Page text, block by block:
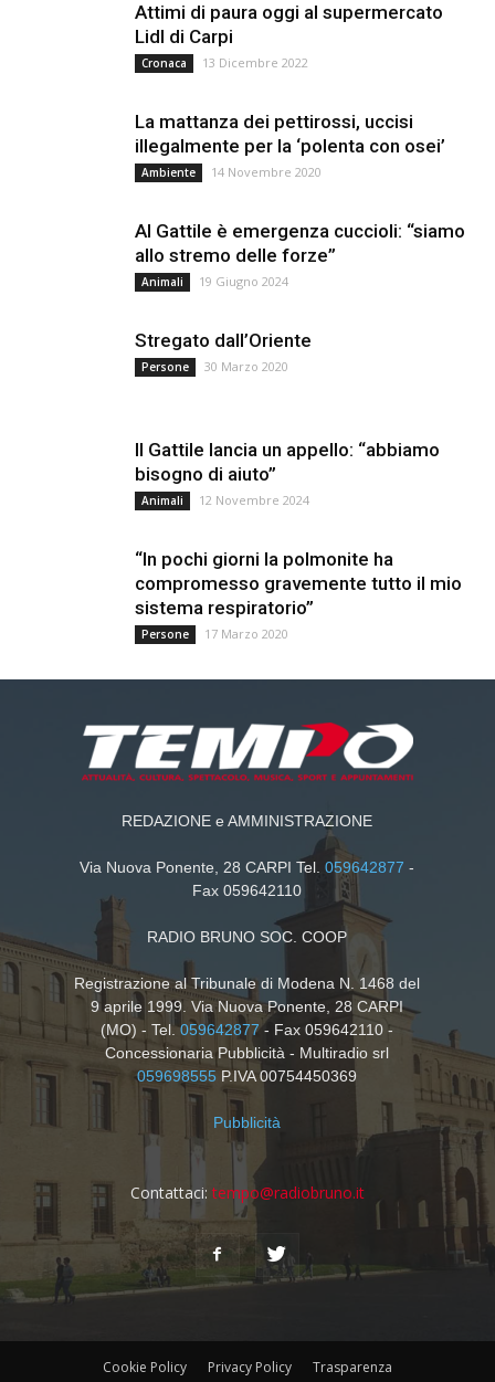
Attimi di paura oggi al supermercato
Lidl di Carpi
Cronaca 13 Dicembre 2022
La mattanza dei pettirossi, uccisi
illegalmente per la ‘polenta con osei’
Ambiente 14 Novembre 2020
Al Gattile è emergenza cuccioli: “siamo
allo stremo delle forze”
Animali 19 Giugno 2024
Stregato dall’Oriente
Persone 30 Marzo 2020
Il Gattile lancia un appello: “abbiamo
bisogno di aiuto”
Animali 12 Novembre 2024
“In pochi giorni la polmonite ha
compromesso gravemente tutto il mio
sistema respiratorio”
Persone 17 Marzo 2020
REDAZIONE e AMMINISTRAZIONE
Via Nuova Ponente, 28 CARPI Tel.059642877 -
Fax 059642110
RADIO BRUNO SOC. COOP
Registrazione al Tribunale di Modena N. 1468 del
9 aprile 1999. Via Nuova Ponente, 28 CARPI
(MO) - Tel.059642877- Fax 059642110 -
Concessionaria Pubblicità - Multiradio srl
059698555 P.IVA 00754450369
Pubblicità
Contattaci: tempo@radiobruno.it
Cookie Policy Privacy Policy Trasparenza